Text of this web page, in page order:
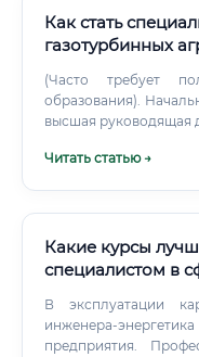
Как стать
газотурбинных
(Часто требует
образования).
высшая руководящая
Читать статью →
Какие курсы
специалистом в
В эксплуатации
инженера-
предприятия.